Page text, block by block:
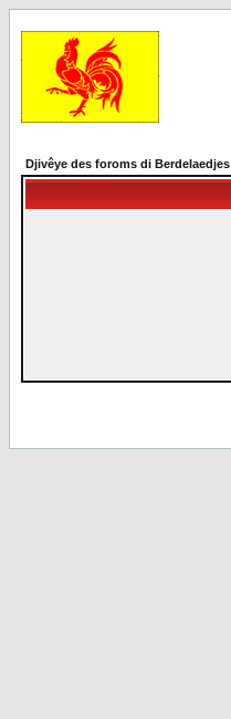
Djivêye des foroms di Berdelaedjes